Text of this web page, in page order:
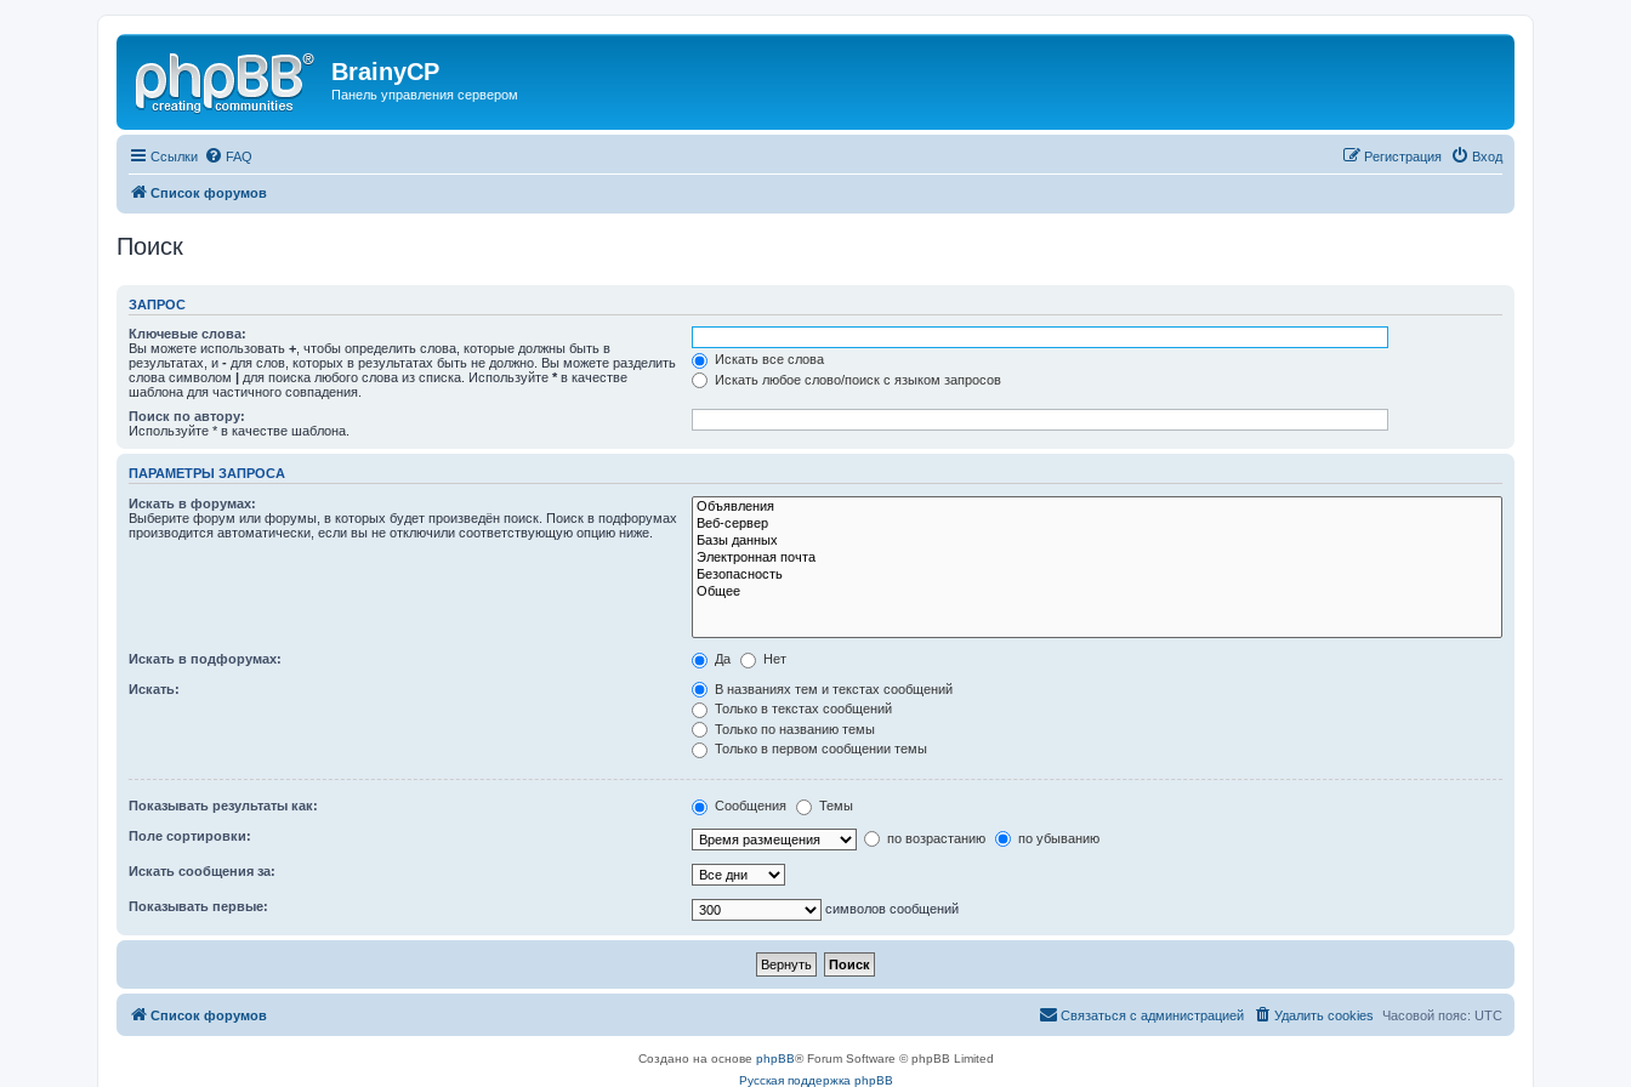
BrainyCP
Панель управления сервером
Ссылки FAQ Вход
Регистрация
Список форумов
Поиск
ЗАПРОС
Ключевые слова:
Вы можете использовать + , чтобы определить слова, которые должны быть в
результатах, и - для слов, которых в результатах быть не должно. Вы можете разделить
слова символом | для поиска любого слова из списка. Используйте * в качестве
шаблона для частичного совпадения.
Искать все слова
Искать любое слово/поиск с языком запросов
Поиск по автору:
Используйте * в качестве шаблона.
ПАРАМЕТРЫ ЗАПРОСА
Искать в форумах:
Выберите форум или форумы, в которых будет произведён поиск. Поиск в подфорумах
производится автоматически, если вы не отключили соответствующую опцию ниже.
Искать в подфорумах: Да Нет
Искать:
В названиях тем и текстах сообщений
Только в текстах сообщений
Только по названию темы
Только в первом сообщении темы
Показывать результаты как: Сообщения Темы
Поле сортировки: по возрастанию по убыванию
Искать сообщения за:
Показывать первые: символов сообщений
Список форумов Часовой пояс: UTC
Удалить cookies
Связаться с администрацией
Создано на основе phpBB® Forum Software © phpBB Limited
Русская поддержка phpBB